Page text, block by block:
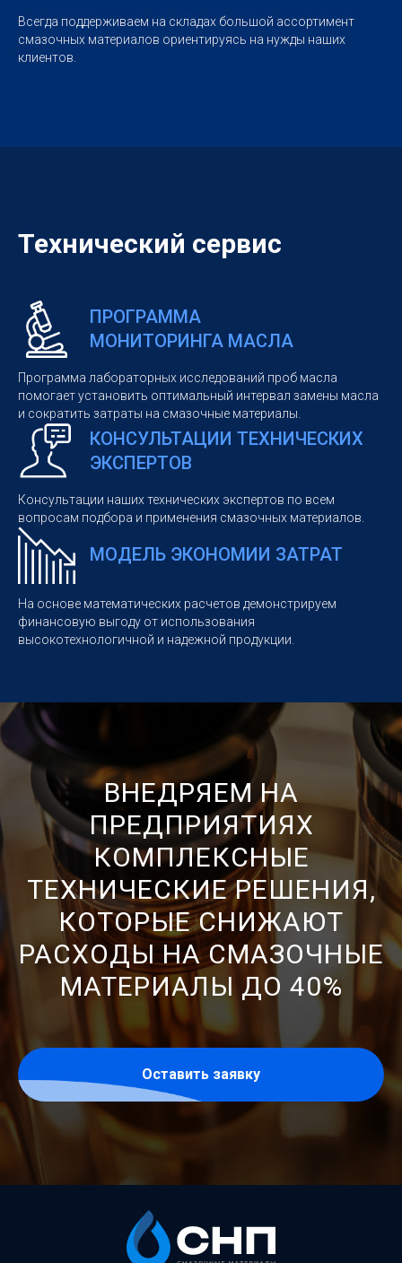
Всегда поддерживаем на складах большой ассортимент
смазочных материалов ориентируясь на нужды наших
клиентов.
Технический сервис
ПРОГРАММА
МОНИТОРИНГА МАСЛА
Программа лабораторных исследований проб масла
помогает установить оптимальный интервал замены масла
и сократить затраты на смазочные материалы.
КОНСУЛЬТАЦИИ ТЕХНИЧЕСКИХ
ЭКСПЕРТОВ
Консультации наших технических экспертов по всем
вопросам подбора и применения смазочных материалов.
МОДЕЛЬ ЭКОНОМИИ ЗАТРАТ
На основе математических расчетов демонстрируем
финансовую выгоду от использования
высокотехнологичной и надежной продукции.
ВНЕДРЯЕМ НА
ПРЕДПРИЯТИЯХ
КОМПЛЕКСНЫЕ
ТЕХНИЧЕСКИЕ РЕШЕНИЯ,
КОТОРЫЕ СНИЖАЮТ
РАСХОДЫ НА СМАЗОЧНЫЕ
МАТЕРИАЛЫ ДО 40%
Оставить заявку